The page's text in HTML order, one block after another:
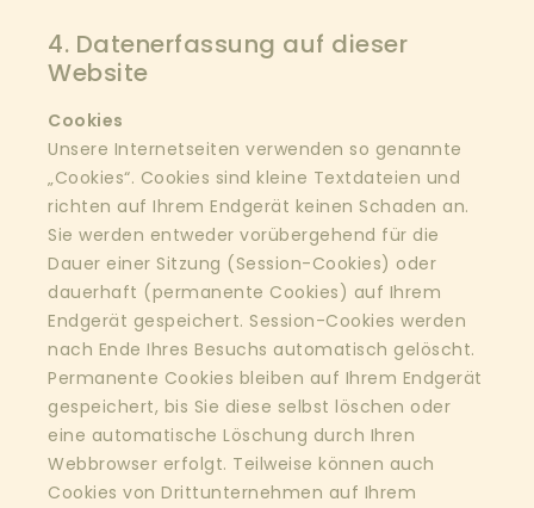
4. Datenerfassung auf dieser
Website
Cookies
Unsere Internetseiten verwenden so genannte
„Cookies“. Cookies sind kleine Textdateien und
richten auf Ihrem Endgerät keinen Schaden an.
Sie werden entweder vorübergehend für die
Dauer einer Sitzung (Session-Cookies) oder
dauerhaft (permanente Cookies) auf Ihrem
Endgerät gespeichert. Session-Cookies werden
nach Ende Ihres Besuchs automatisch gelöscht.
Permanente Cookies bleiben auf Ihrem Endgerät
gespeichert, bis Sie diese selbst löschen oder
eine automatische Löschung durch Ihren
Webbrowser erfolgt. Teilweise können auch
Cookies von Drittunternehmen auf Ihrem